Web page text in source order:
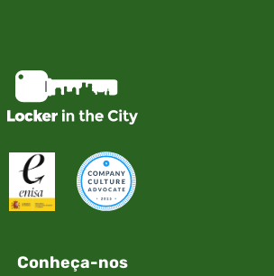
Conheça-nos